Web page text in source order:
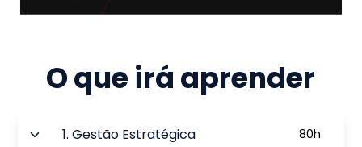
O que irá aprender
1.Gestão Estratégica 80h